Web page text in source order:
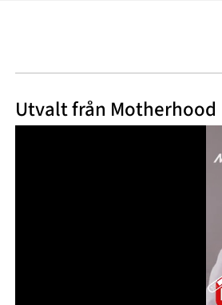
Utvalt från Motherhood